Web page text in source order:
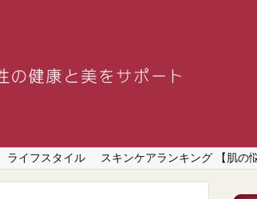
ライフスタイル スキンケアランキング 【肌の